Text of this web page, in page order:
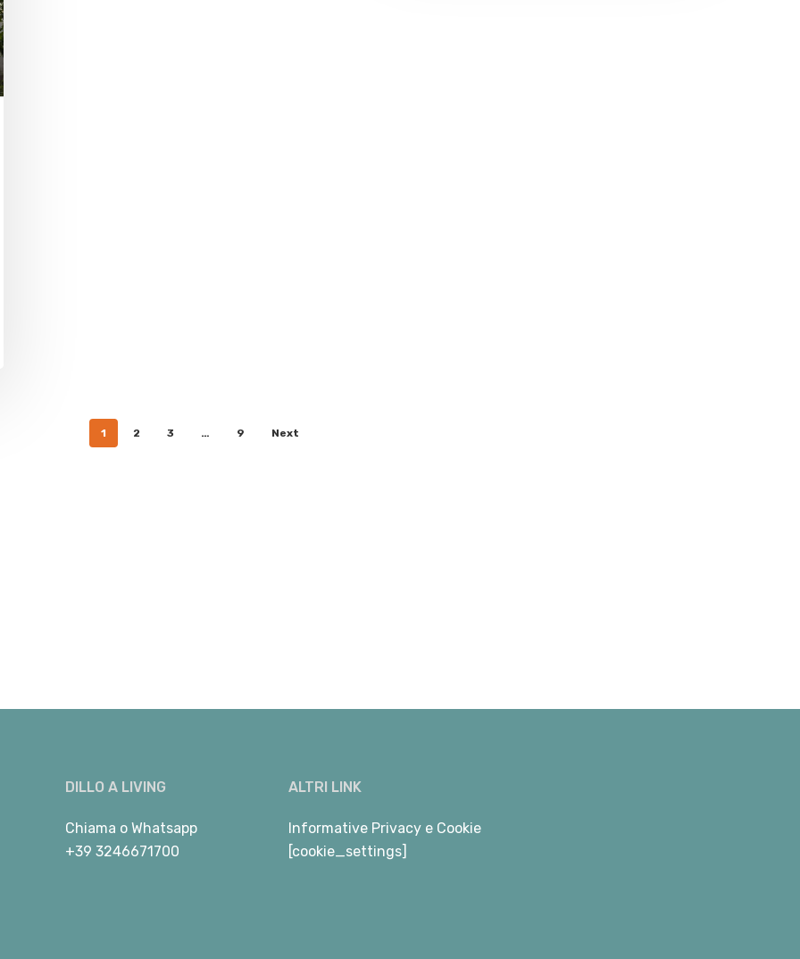
1 2 3 … 9 Next
DILLO A LIVING
Chiama o Whatsapp
+39 3246671700
ALTRI LINK
Informative Privacy e Cookie
[cookie_settings]